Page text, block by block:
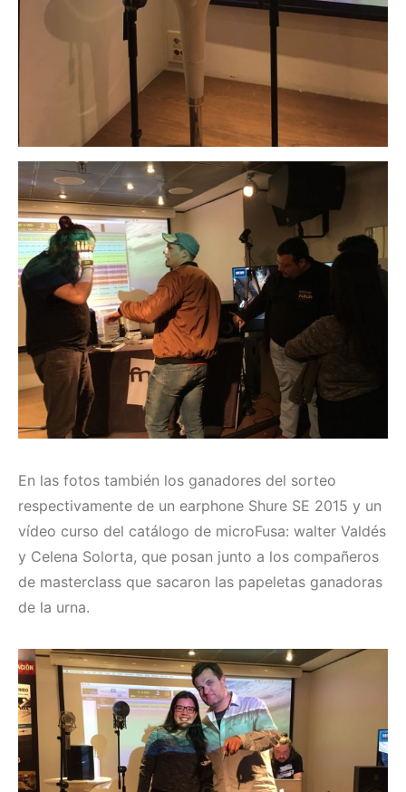
En las fotos también los ganadores del sorteo
respectivamente de un earphone Shure SE 2015 y un
vídeo curso del catálogo de microFusa: walter Valdés
y Celena Solorta, que posan junto a los compañeros
de masterclass que sacaron las papeletas ganadoras
de la urna.